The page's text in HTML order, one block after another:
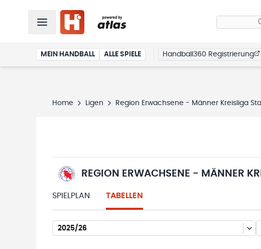
MEIN HANDBALL ALLE SPIELE Handball360 Registrierung
Home Ligen Region Erwachsene - Männer Kreisliga
REGION ERWACHSENE - MÄNNER
SPIELPLAN TABELLEN
2025/26